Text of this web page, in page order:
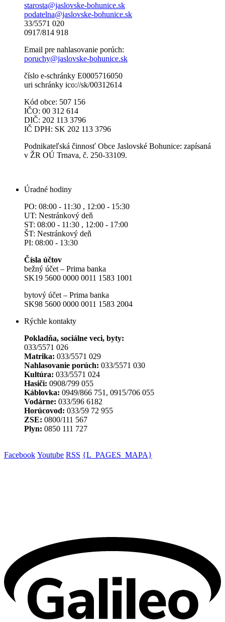
starosta@jaslovske-bohunice.sk
podatelna@jaslovske-bohunice.sk
33/5571 020
0917/814 918
Email pre nahlasovanie porúch:
poruchy@jaslovske-bohunice.sk
číslo e-schránky E0005716050
uri schránky ico://sk/00312614
Kód obce: 507 156
IČO: 00 312 614
DIČ: 202 113 3796
IČ DPH: SK 202 113 3796
Podnikateľská činnosť Obce Jaslovské Bohunice: zapísaná
v ŽR OÚ Trnava, č. 250-33109.
Úradné hodiny
PO: 08:00 - 11:30 , 12:00 - 15:30
UT: Nestránkový deň
ST: 08:00 - 11:30 , 12:00 - 17:00
ŠT: Nestránkový deň
PI: 08:00 - 13:30
Čísla účtov
bežný účet – Prima banka
SK19 5600 0000 0011 1583 1001
bytový účet – Prima banka
SK98 5600 0000 0011 1583 2004
Rýchle kontakty
Pokladňa, sociálne veci, byty:
033/5571 026
Matrika: 033/5571 029
Nahlasovanie porúch: 033/5571 030
Kultúra: 033/5571 024
Hasiči: 0908/799 055
Káblovka: 0949/866 751, 0915/706 055
Vodárne: 033/596 6182
Horúcovod: 033/59 72 955
ZSE: 0800/111 567
Plyn: 0850 111 727
Facebook Youtube RSS {L_PAGES_MAPA}